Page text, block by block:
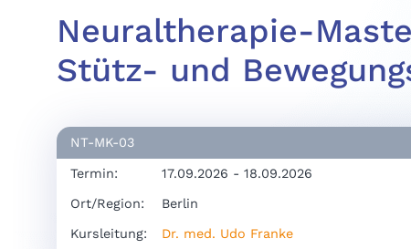
Neuraltherapie-
Stütz- und
NT-MK-03
Termin: 17.09.2026 - 18.09.2026
Ort/Region: Berlin
Kursleitung: Dr. med. Udo Franke